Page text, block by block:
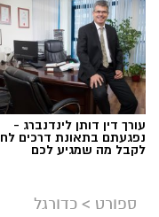
עורך דין דותן לינדנברג -
נפגעתם בתאונת דרכים
לקבל מה שמגיע לכם
ספורט > כדורגל